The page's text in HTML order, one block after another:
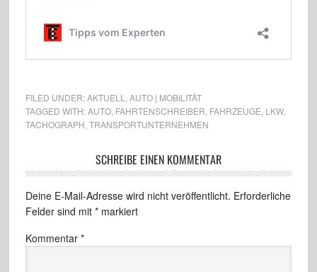
FILED UNDER:AKTUELL
AUTO | MOBILITÄT
TAGGED WITH:AUTO, FAHRTENSCHREIBER FAHRZEUGE LKW,
TACHOGRAPH TRANSPORTUNTERNEHMEN
SCHREIBE EINEN KOMMENTAR
Deine E-Mail-Adresse wird nicht veröffentlicht. Erforderliche
Felder sind mit *markiert
Kommentar *